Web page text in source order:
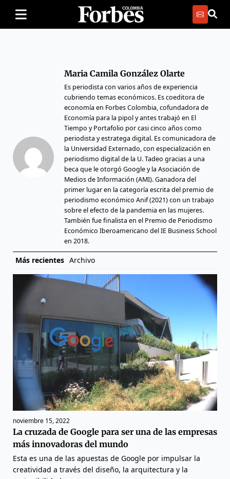
Maria Camila González Olarte
Es periodista con varios años de experiencia
cubriendo temas económicos. Es coeditora de
economía en Forbes Colombia, cofundadora de
Economía para la pipol y antes trabajó en El
Tiempo y Portafolio por casi cinco años como
periodista y estratega digital. Es comunicadora de
la Universidad Externado, con especialización en
periodismo digital de la U. Tadeo gracias a una
beca que le otorgó Google y la Asociación de
Medios de Información (AMI). Ganadora del
primer lugar en la categoría escrita del premio de
periodismo económico Anif (2021) con un trabajo
sobre el efecto de la pandemia en las mujeres.
También fue finalista en el Premio de Periodismo
Económico Iberoamericano del IE Business School
en 2018.
Más recientes Archivo
noviembre 15, 2022
La cruzada de Google para ser una de las empresas
más innovadoras del mundo
Esta es una de las apuestas de Google por impulsar la
creatividad a través del diseño, la arquitectura y la